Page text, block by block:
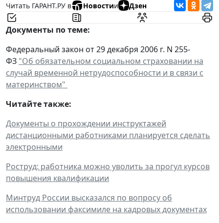
Читать ГАРАНТ.РУ в
Новостии Дзен
Документы по теме:
Федеральный закон от 29 декабря 2006 г. N 255-
ФЗ "Об обязательном социальном страховании на
случай временной нетрудоспособности и в связи с
материнством"
Читайте также:
Документы о прохождении инструктажей
дистанционными работниками планируется сделать
электронными
Роструд: работника можно уволить за прогул курсов
повышения квалификации
Минтруд России высказался по вопросу об
использовании факсимиле на кадровых документах